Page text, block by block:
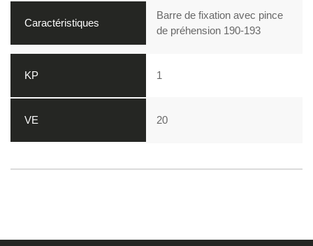
Barre de fixation avec pince
de préhension 190-193
1
20